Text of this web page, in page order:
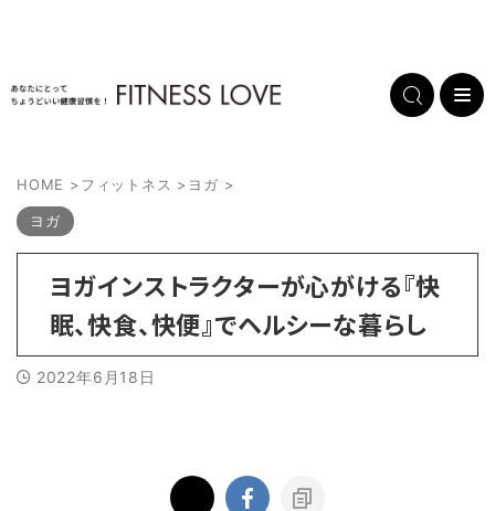
HOME >フィットネス > ヨガ >
ヨガ
ヨガインストラクターが心がける『快
眠、快食、快便』でヘルシーな暮らし
2022年6月18日